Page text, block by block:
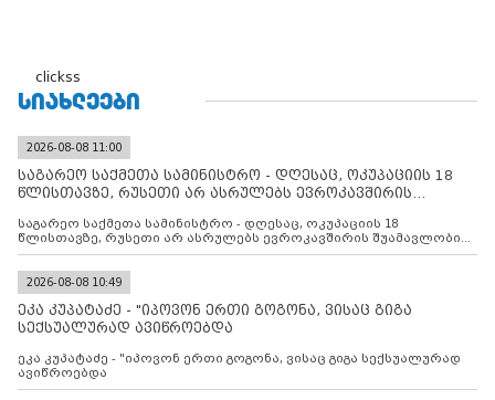
clickss
ᲡᲘᲐᲮᲚᲔᲔᲑᲘ
2026-08-08 11:00
საგარეო საქმეთა სამინისტრო - დღესაც, ოკუპაციის 18
წლისთავზე, რუსეთი არ ასრულებს ევროკავშირის
საგარეო საქმეთა სამინისტრო - დღესაც, ოკუპაციის 18
წლისთავზე, რუსეთი არ ასრულებს ევროკავშირის შუამავლობით
დადებულ 2008 წლის 12 აგვისტოს ცეცხლის შეწყვეტის
კონტროლს ოკუპირებულ რეგიონებში, აგრძელებს მათი
მილიტარიზაციის პროცესს და აქტიურად დგამს ნაბიჯებს მათი
ფაქტობრივი ანექსიისკენ
2026-08-08 10:49
ეკა კუპატაძე - "იპოვონ ერთი გოგონა, ვისაც გიგა
სექსუალურად ავიწროებდა
ეკა კუპატაძე - "იპოვონ ერთი გოგონა, ვისაც გიგა სექსუალურად
ავიწროებდა